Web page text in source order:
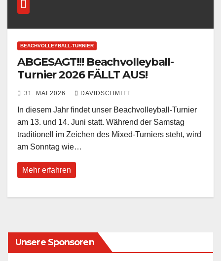
BEACHVOLLEYBALL-TURNIER
ABGESAGT!!! Beachvolleyball-
Turnier 2026 FÄLLT AUS!
31. MAI 2026 DAVIDSCHMITT
In diesem Jahr findet unser Beachvolleyball-Turnier
am 13. und 14. Juni statt. Während der Samstag
traditionell im Zeichen des Mixed-Turniers steht, wird
am Sonntag wie…
Mehr erfahren
Unsere Sponsoren